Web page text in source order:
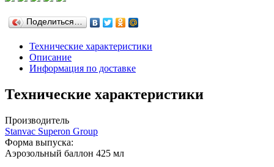
Поделиться…
Технические характеристики
Описание
Информация по доставке
Технические характеристики
Производитель
Stanvac Superon Group
Форма выпуска:
Аэрозольный баллон 425 мл